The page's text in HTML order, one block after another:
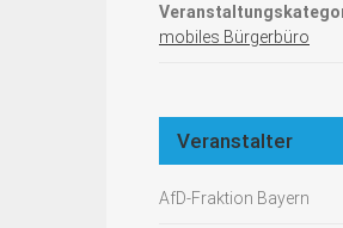
mobiles Bürgerbüro
Veranstalter
AfD-Fraktion Bayern